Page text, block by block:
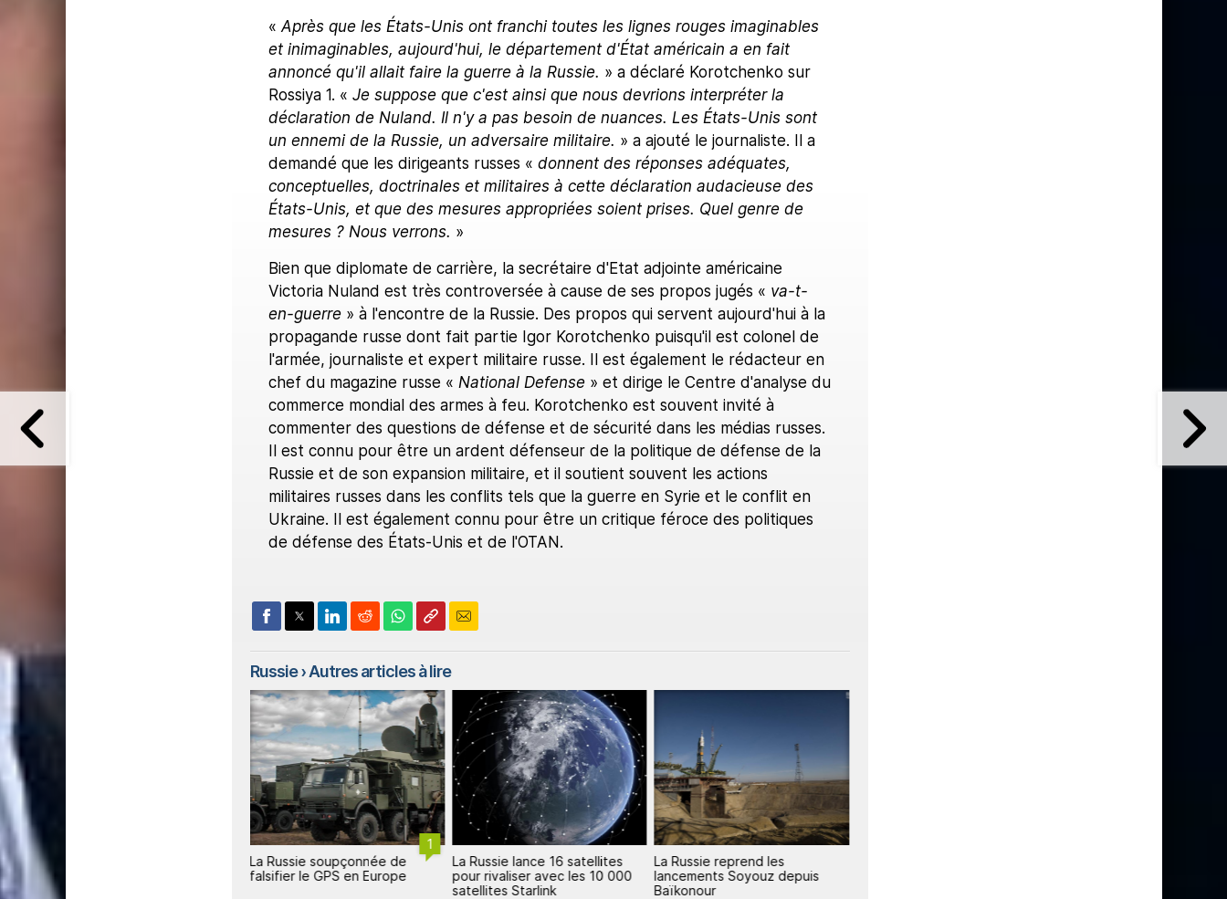
« Après que les États-Unis ont franchi toutes les lignes rouges imaginables
et inimaginables, aujourd'hui, le département d'État américain a en fait
annoncé qu'il allait faire la guerre à la Russie. » a déclaré Korotchenko sur
Rossiya 1. « Je suppose que c'est ainsi que nous devrions interpréter la
déclaration de Nuland. Il n'y a pas besoin de nuances. Les États-Unis sont
un ennemi de la Russie, un adversaire militaire. » a ajouté le journaliste. Il a
demandé que les dirigeants russes « donnent des réponses adéquates,
conceptuelles, doctrinales et militaires à cette déclaration audacieuse des
États-Unis, et que des mesures appropriées soient prises. Quel genre de
mesures ? Nous verrons. »
Bien que diplomate de carrière, la secrétaire d'Etat adjointe américaine
Victoria Nuland est très controversée à cause de ses propos jugés « va-t-
en-guerre » à l'encontre de la Russie. Des propos qui servent aujourd'hui à la
propagande russe dont fait partie Igor Korotchenko puisqu'il est colonel de
l'armée, journaliste et expert militaire russe. Il est également le rédacteur en
chef du magazine russe « National Defense » et dirige le Centre d'analyse du
commerce mondial des armes à feu. Korotchenko est souvent invité à
commenter des questions de défense et de sécurité dans les médias russes.
Il est connu pour être un ardent défenseur de la politique de défense de la
Russie et de son expansion militaire, et il soutient souvent les actions
militaires russes dans les conflits tels que la guerre en Syrie et le conflit en
Ukraine. Il est également connu pour être un critique féroce des politiques
de défense des États-Unis et de l'OTAN.
Russie› Autres articles à lire
à
Des interférences GPS
détectées simultanément sur
tout le continent européen
1
La Russie soupçonnée de
falsifier le GPS en Europe
La Russie lance 16 satellites
pour rivaliser avec les 10 000
satellites Starlink
La Russie reprend les
lancements Soyouz depuis
Baïkonour